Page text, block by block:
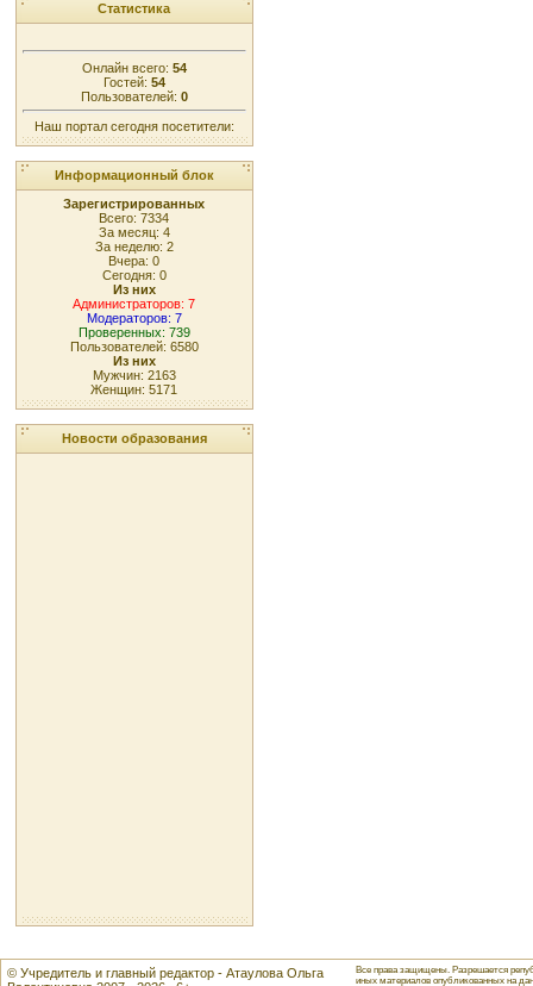
Статистика
Онлайн всего: 54
Гостей: 54
Пользователей: 0
Наш портал сегодня посетители:
Информационный блок
Зарегистрированных
Всего: 7334
За месяц: 4
За неделю: 2
Вчера: 0
Сегодня: 0
Из них
Администраторов: 7
Модераторов: 7
Проверенных: 739
Пользователей: 6580
Из них
Мужчин: 2163
Женщин: 5171
Новости образования
© Учредитель и главный редактор - Атаулова Ольга
Все права защищены. Разрешается
иных материалов опубликованных на